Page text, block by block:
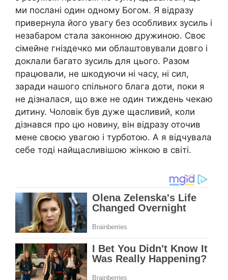
ми послані один одному Богом. Я відразу
привернула його увагу без особливих зусиль і
незабаром стала законною дружиною. Своє
сімейне гніздечко ми облаштовували довго і
доклали багато зусиль для цього. Разом
працювали, не шкодуючи ні часу, ні сил,
заради нашого спільного блага доти, поки я
не дізналася, що вже не один тиждень чекаю
дитину. Чоловік був дуже щасливий, коли
дізнався про цю новину, він відразу оточив
мене своєю увагою і турботою. А я відчувала
себе тоді найщасливішою жінкою в світі.